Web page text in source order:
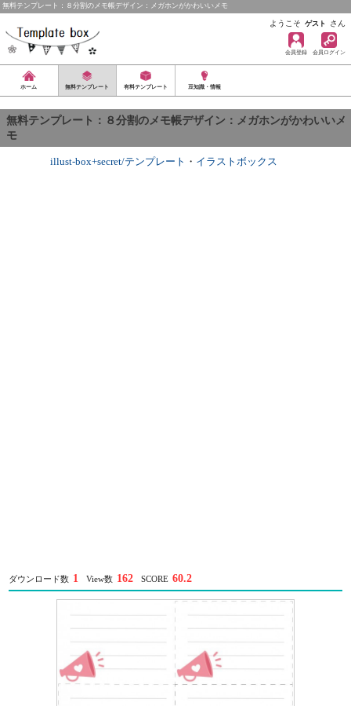
無料テンプレート：８分割のメモ帳デザイン：メガホンがかわいいメモ
ようこそ ゲスト さん
会員登録 会員ログイン
ホーム 無料テンプレート 有料テンプレート 豆知識・情報
無料テンプレート：８分割のメモ帳デザイン：メガホンがかわいいメ
モ
illust-box+secret/テンプレート ・ イラストボックス
ダウンロード数 1 View数 162 SCORE 60.2